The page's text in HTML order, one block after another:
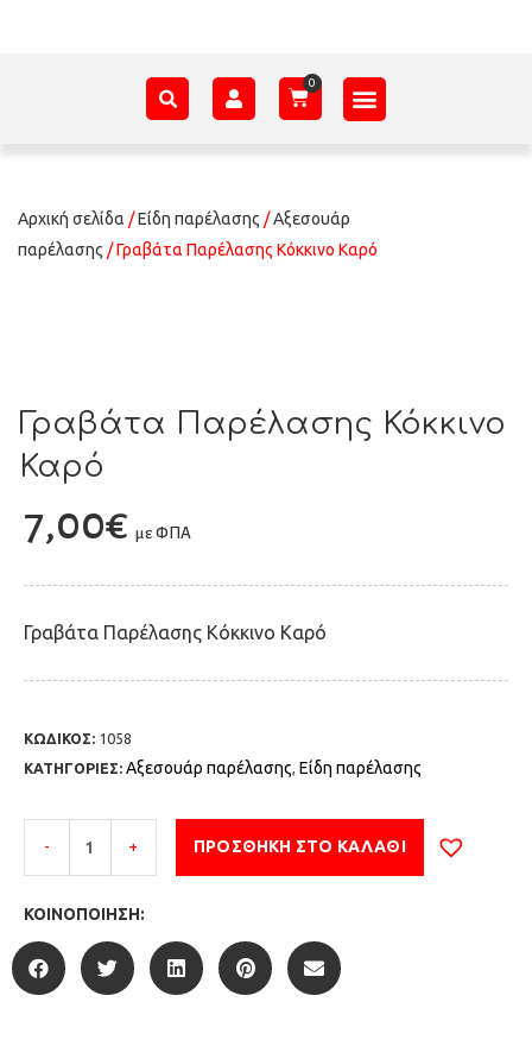
Αρχική σελίδα /Είδη παρέλασης /Αξεσουάρ
παρέλασης / Γραβάτα Παρέλασης Κόκκινο Καρό
Γραβάτα Παρέλασης Κόκκινο
Καρό
7,00€ με ΦΠΑ
Γραβάτα Παρέλασης Κόκκινο Καρό
ΚΩΔΙΚΟΣ: 1058
ΚΑΤΗΓΟΡΙΕΣ: Αξεσουάρ παρέλασης, Είδη παρέλασης
- + ΠΡΟΣΘΉΚΗ ΣΤΟ ΚΑΛΆΘΙ
ΚΟΙΝΟΠΟΊΗΣΗ: